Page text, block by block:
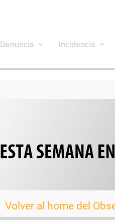
Denuncia Incidencia
Volver al home del